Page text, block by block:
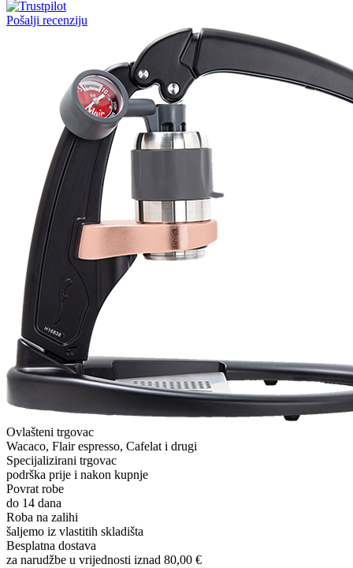
Pošalji recenziju
Ovlašteni trgovac
Wacaco, Flair espresso, Cafelat i drugi
Specijalizirani trgovac
podrška prije i nakon kupnje
Povrat robe
do 14 dana
Roba na zalihi
šaljemo iz vlastitih skladišta
Besplatna dostava
za narudžbe u vrijednosti iznad 80,00 €